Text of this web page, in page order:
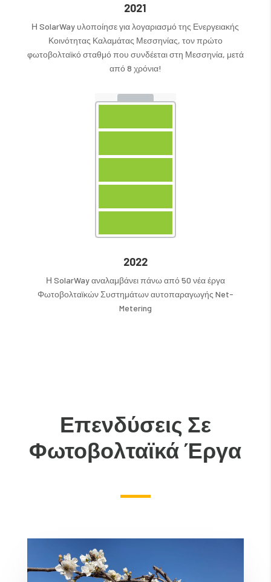
2021
Η SolarWay υλοποίησε για λογαριασμό της Ενεργειακής
Κοινότητας Καλαμάτας Μεσσηνίας, τον πρώτο
φωτοβολταϊκό σταθμό που συνδέεται στη Μεσσηνία, μετά
από 8 χρόνια!
2022
Η SolarWay αναλαμβάνει πάνω από 50 νέα έργα
Φωτοβολταϊκών Συστημάτων αυτοπαραγωγής Net-
Metering
Επενδύσεις Σε
Φωτοβολταϊκά Έργα